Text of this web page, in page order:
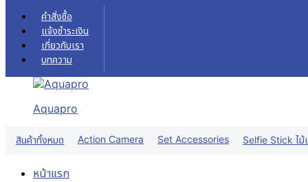
Skip to content
คำสั่งซื้อ
แจ้งชำระเงิน
เกี่ยวกับเรา
บทความ
Aquapro
สินค้าทั้งหมด Action Camera Set Accessories Selfie Stick ไม้
หน้าแรก